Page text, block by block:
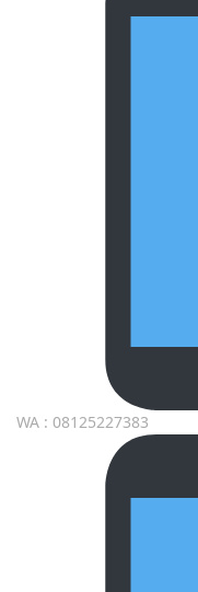
WA : 08125227383